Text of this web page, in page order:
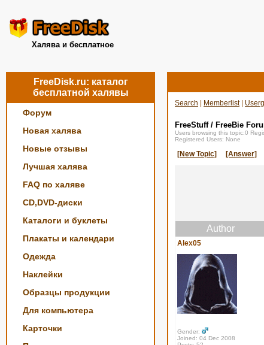
Халява и бесплатное
FreeDisk.ru: каталог
бесплатной халявы
Форум
Новая халява
Новые отзывы
Лучшая халява
FAQ по халяве
CD,DVD-диски
Каталоги и буклеты
Плакаты и календари
Одежда
Наклейки
Образцы продукции
Для компьютера
Карточки
Search Memberlist|
FreeStuff / FreeBie
Users browsing this topic:0
Registered Users: None
[New Topic] [Answer]
Author
Alex05
Gender:
Joined: 04 Dec 2008